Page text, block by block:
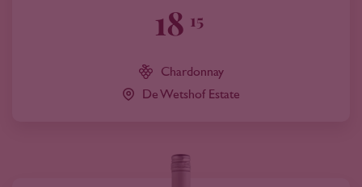
18 15
Chardonnay
De Wetshof Estate